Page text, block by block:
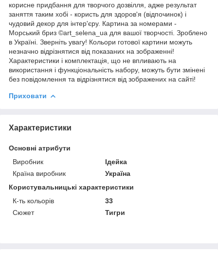
корисне придбання для творчого дозвілля, адже результат
заняття таким хобі - користь для здоров'я (відпочинок) і
чудовий декор для інтер'єру. Картина за номерами -
Морський бриз ©art_selena_ua для вашої творчості. Зроблено
в Україні. Зверніть увагу! Кольори готової картини можуть
незначно відрізнятися від показаних на зображенні!
Характеристики і комплектація, що не впливають на
використання і функціональність набору, можуть бути змінені
без повідомлення та відрізнятися від зображених на сайті!
Приховати
Характеристики
Основні атрибути
Виробник
Ідейка
Країна виробник
Україна
Користувальницькі характеристики
К-ть кольорiв
33
Сюжет
Тигри